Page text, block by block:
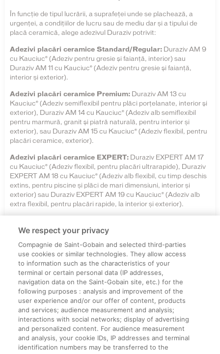
În funcție de tipul lucrării, a suprafeței unde se plachează, a
urgenței, a condițiilor de lucru sau de mediu dar și a tipului de
placă ceramică, alege adezivul Duraziv potrivit:
Adezivi placări ceramice Standard/Regular: Duraziv AM 9
cu Kauciuc® (Adeziv pentru gresie şi faianţă, interior) sau
Duraziv AM 11 cu Kauciuc® (Adeziv pentru gresie şi faianţă,
interior și exterior).
Adezivi placări ceramice Premium: Duraziv AM 13 cu
Kauciuc® (Adeziv semiflexibil pentru plăci porțelanate, interior şi
exterior), Duraziv AM 14 cu Kauciuc® (Adeziv alb semiflexibil
pentru marmură, granit şi piatră naturală, pentru interior și
exterior), sau Duraziv AM 15 cu Kauciuc® (Adeziv flexibil, pentru
placări ceramice, exterior).
Adezivi placări ceramice EXPERT: Duraziv EXPERT AM 17
cu Kauciuc® (Adeziv flexibil, pentru placări ultrarapide), Duraziv
EXPERT AM 18 cu Kauciuc® (Adeziv alb flexibil, cu timp deschis
extins, pentru piscine și plăci de mari dimensiuni, interior și
exterior) sau Duraziv EXPERT AM 19 cu Kauciuc® (Adeziv alb
extra flexibil, pentru placări rapide, la interior și exterior).
brosuri-si-cataloage
Informații legale
Termeni și condiții
Companie
Despre noi
We respect your privacy
Compagnie de Saint-Gobain and selected third-parties
use cookies or similar technologies. They allow access
to information such as the characteristics of your
terminal or certain personal data (IP addresses,
navigation data on the Saint-Gobain site, etc.) for the
following purposes : analysis and improvement of the
user experience and/or our offer of content, products
and services; audience measurement and analysis;
interactions with social networks; display of advertising
and personalized content. For audience measurement
and analysis, your cookie IDs, IP addresses and terminal
identification numbers may be transferred to the